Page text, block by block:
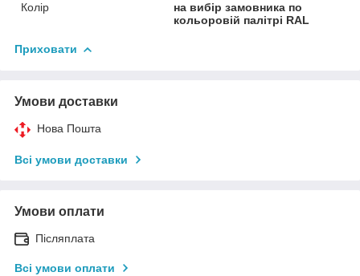
Колір
на вибір замовника по
кольоровій палітрі RAL
Приховати
Умови доставки
Нова Пошта
Всі умови доставки
Умови оплати
Післяплата
Всі умови оплати